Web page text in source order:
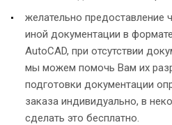
желательно предоставление
иной документации в
AutoCAD, при отсутствии
мы можем помочь Вам их
подготовки документации
заказа индивидуально, в
сделать это бесплатно.